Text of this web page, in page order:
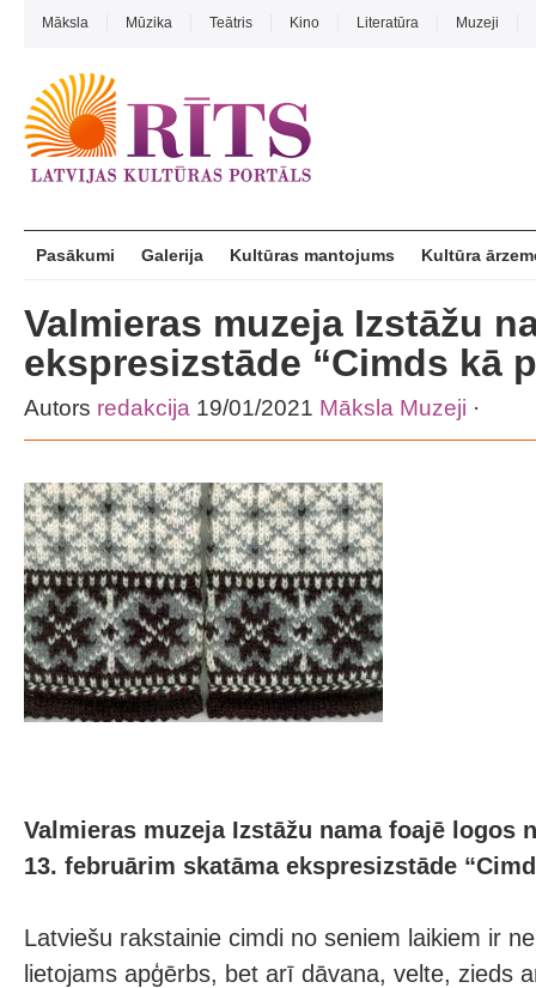
Māksla Mūzika Teātris Kino Literatūra Muzeji
Pasākumi Galerija Kultūras mantojums Kultūra
Valmieras muzeja Izstāžu
ekspresizstāde “Cimds kā
Autors redakcija 19/01/2021 Māksla Muzeji ·
Valmieras muzeja Izstāžu nama foajē logos
13. februārim skatāma ekspresizstāde
Latviešu rakstainie cimdi no seniem laikiem ir
lietojams apģērbs, bet arī dāvana, velte, zieds